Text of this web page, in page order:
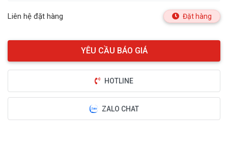
Liên hệ đặt hàng Đặt hàng
HOTLINE
ZALO CHAT